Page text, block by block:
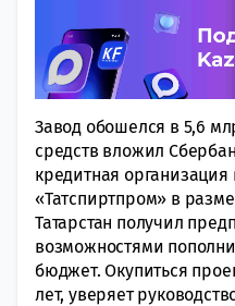
Завод обошелся в 5,6
средств вложил
кредитная
«Татспиртпром» в
Татарстан получил
возможностями
бюджет. Окупиться
лет, уверяет